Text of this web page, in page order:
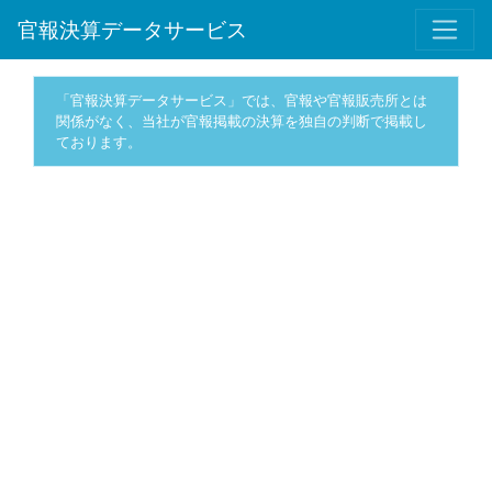
官報決算データサービス
「官報決算データサービス」では、官報や官報販売所とは
関係がなく、当社が官報掲載の決算を独自の判断で掲載し
ております。